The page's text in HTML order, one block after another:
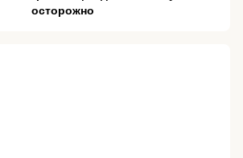
осторожно